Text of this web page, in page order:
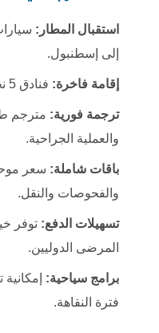
استقبال المطار:
إلى إسطنبول.
إقامة فاخرة: فنادق 5 نجوم قريبة جداً من المركز الطبي.
ترجمة فورية: مترجم
والعملية الجراحية.
باقات شاملة: سعر
والفحوصات والنقل.
تسهيلات الدفع: توفر
المرضى الدوليين.
برامج سياحية:
فترة النقاهة.